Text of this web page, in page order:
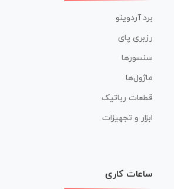
برد آردوینو
رزبری پای
سنسورها
ماژول‌ها
قطعات رباتیک
ابزار و تجهیزات
ساعات کاری